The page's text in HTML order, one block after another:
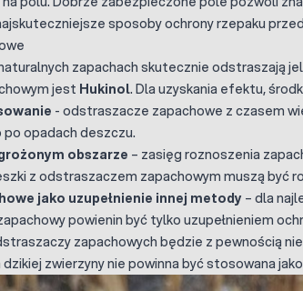
sposoby ochrony rzepaku
zapachach skutecznie odstraszają
jest Hukinol. Dla uzyskania efektu,
- odstraszacze zapachowe z czasem
opadach deszczu.
obszarze – zasięg roznoszenia
z odstraszaczem zapachowym muszą być
jako uzupełnienie innej metody– dla
powienin być tylko uzupełnieniem
zapachowych będzie z pewnością
zwierzyny nie powinna być stosowana